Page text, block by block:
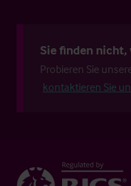
Sie finden nicht,
Probieren Sie
kontaktieren Sie